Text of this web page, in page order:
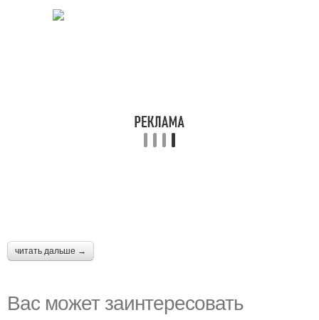
читать дальше →
Вас может заинтересовать